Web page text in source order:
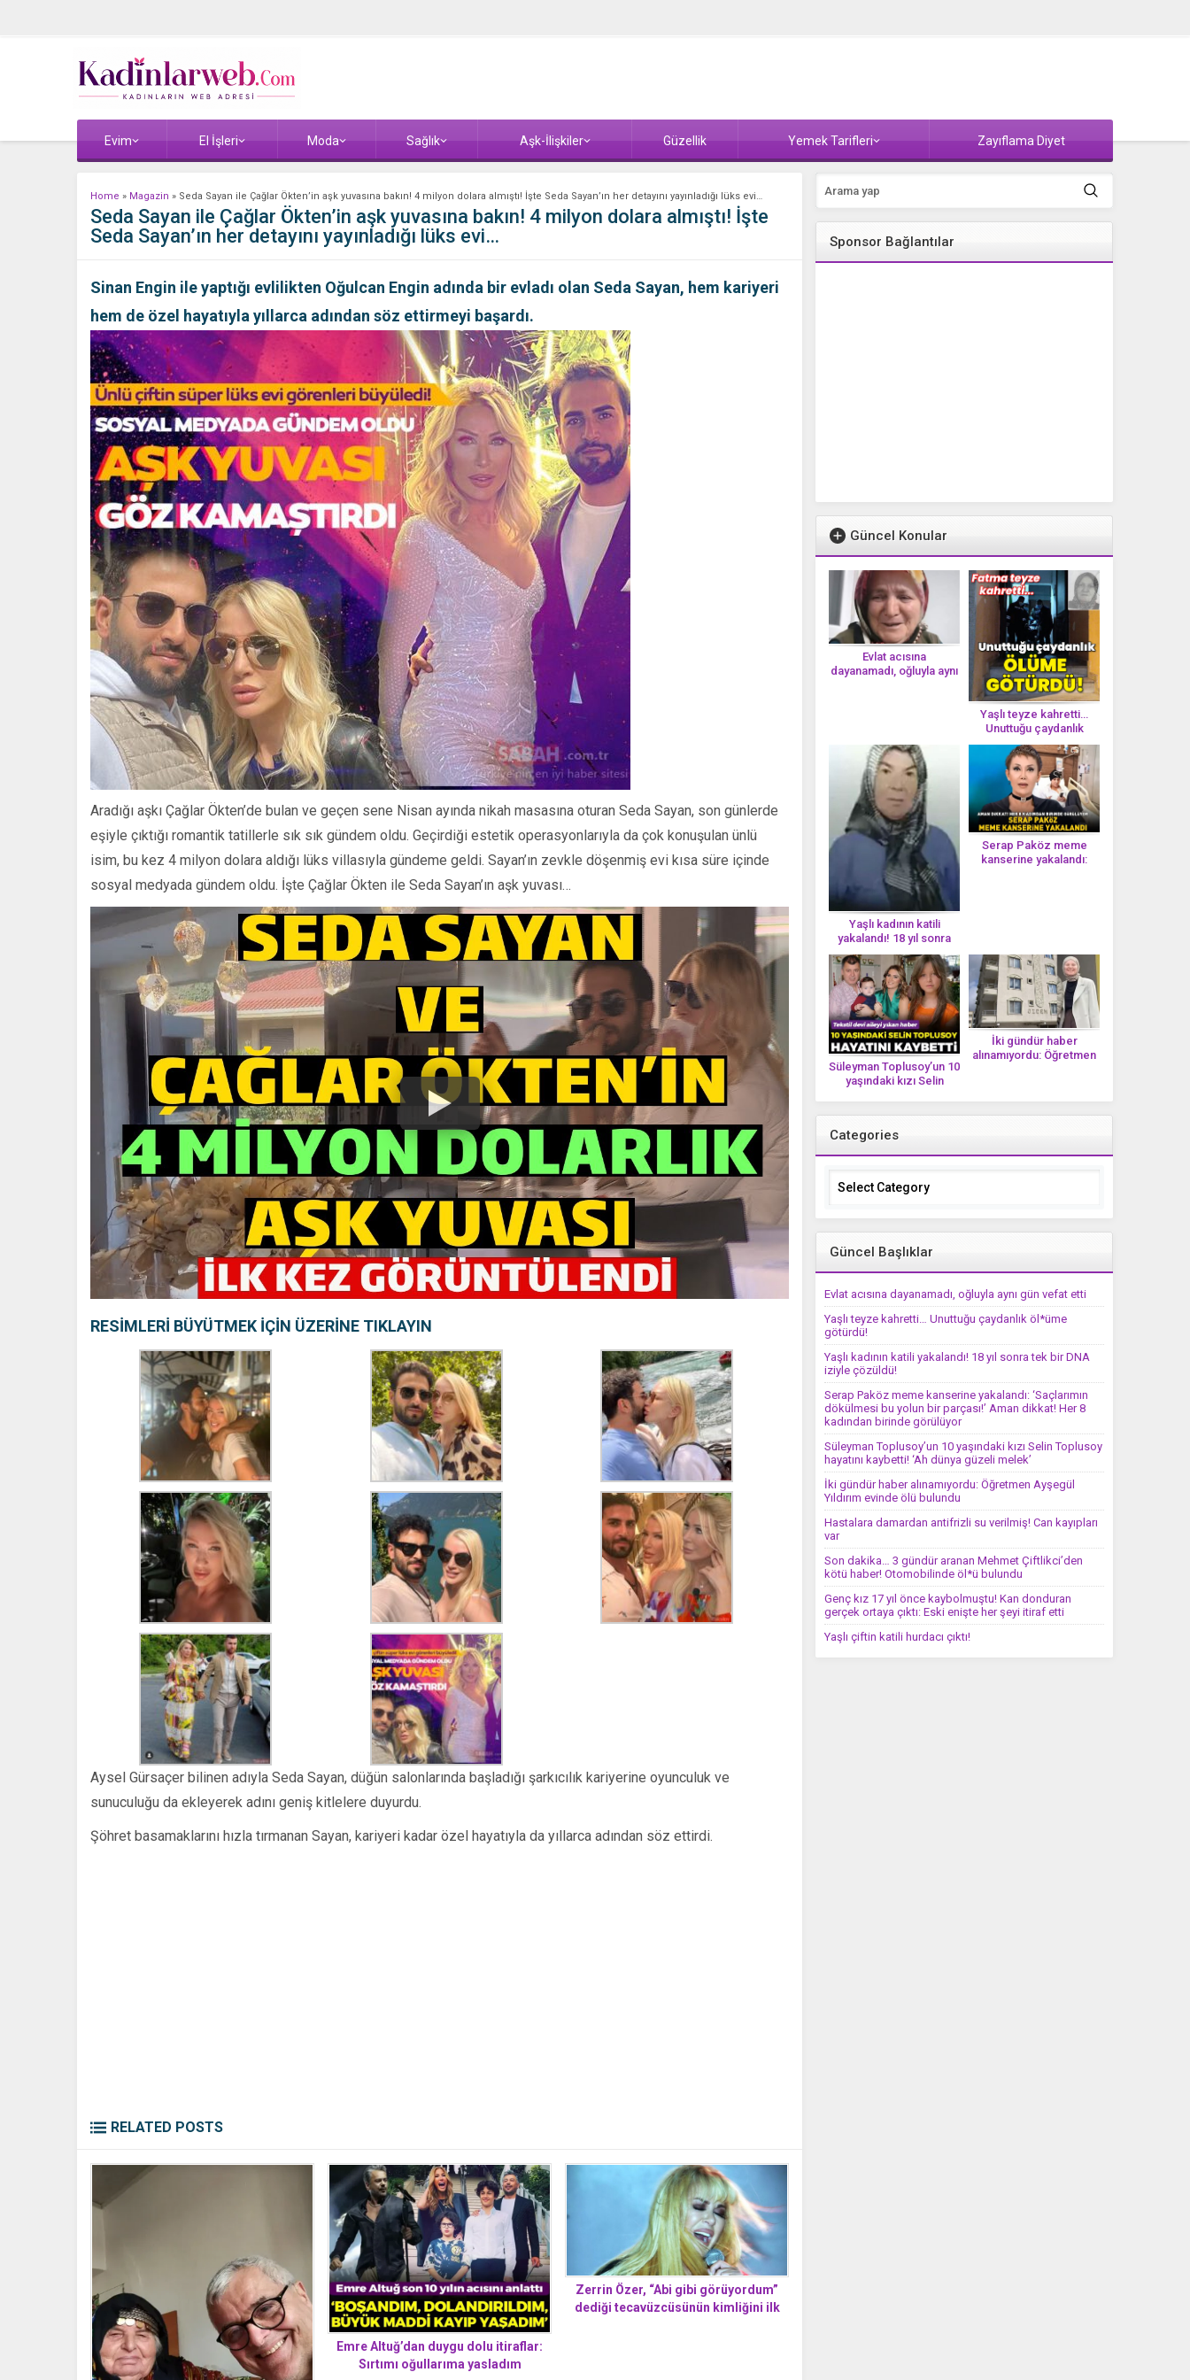
Evim El İşleri Moda Sağlık Aşk-İlişkiler Güzellik Yemek Tarifleri Zayıflama Diyet
Home » Magazin » Seda Sayan ile Çağlar Ökten’in aşk yuvasına bakın! 4 milyon dolara almıştı! İşte Seda Sayan’ın her detayını yayınladığı lüks evi…
Seda Sayan ile Çağlar Ökten’in aşk yuvasına bakın! 4 milyon dolara almıştı! İşte
Seda Sayan’ın her detayını yayınladığı lüks evi…
Sinan Engin ile yaptığı evlilikten Oğulcan Engin adında bir evladı olan Seda Sayan, hem kariyeri
hem de özel hayatıyla yıllarca adından söz ettirmeyi başardı.
Aradığı aşkı Çağlar Ökten’de bulan ve geçen sene Nisan ayında nikah masasına oturan Seda Sayan, son günlerde
eşiyle çıktığı romantik tatillerle sık sık gündem oldu. Geçirdiği estetik operasyonlarıyla da çok konuşulan ünlü
isim, bu kez 4 milyon dolara aldığı lüks villasıyla gündeme geldi. Sayan’ın zevkle döşenmiş evi kısa süre içinde
sosyal medyada gündem oldu. İşte Çağlar Ökten ile Seda Sayan’ın aşk yuvası…
RESİMLERİ BÜYÜTMEK İÇİN ÜZERİNE TIKLAYIN
Aysel Gürsaçer bilinen adıyla Seda Sayan, düğün salonlarında başladığı şarkıcılık kariyerine oyunculuk ve
sunuculuğu da ekleyerek adını geniş kitlelere duyurdu.
Şöhret basamaklarını hızla tırmanan Sayan, kariyeri kadar özel hayatıyla da yıllarca adından söz ettirdi.
RELATED POSTS
Emre Altuğ’dan duygu dolu itiraflar:
Sırtımı oğullarıma yasladım
Zerrin Özer, “Abi gibi görüyordum”
dediği tecavüzcüsünün kimliğini ilk
Sponsor Bağlantılar
Güncel Konular
Evlat acısına
dayanamadı, oğluyla aynı
Yaşlı teyze kahretti…
Unuttuğu çaydanlık
öl*üme götürdü!
Yaşlı kadının katili
yakalandı! 18 yıl sonra
tek bir DNA iziyle
çözüldü!
Serap Paköz meme
kanserine yakalandı:
Süleyman Toplusoy’un 10
yaşındaki kızı Selin
İki gündür haber
alınamıyordu: Öğretmen
Categories
Categories
Güncel Başlıklar
Evlat acısına dayanamadı, oğluyla aynı gün vefat etti
Yaşlı teyze kahretti… Unuttuğu çaydanlık öl*üme
götürdü!
Yaşlı kadının katili yakalandı! 18 yıl sonra tek bir DNA
iziyle çözüldü!
Serap Paköz meme kanserine yakalandı: ‘Saçlarımın
dökülmesi bu yolun bir parçası!’ Aman dikkat! Her 8
kadından birinde görülüyor
Süleyman Toplusoy’un 10 yaşındaki kızı Selin Toplusoy
hayatını kaybetti! ‘Ah dünya güzeli melek’
İki gündür haber alınamıyordu: Öğretmen Ayşegül
Yıldırım evinde ölü bulundu
Hastalara damardan antifrizli su verilmiş! Can kayıpları
var
Son dakika… 3 gündür aranan Mehmet Çiftlikci’den
kötü haber! Otomobilinde öl*ü bulundu
Genç kız 17 yıl önce kaybolmuştu! Kan donduran
gerçek ortaya çıktı: Eski enişte her şeyi itiraf etti
Yaşlı çiftin katili hurdacı çıktı!